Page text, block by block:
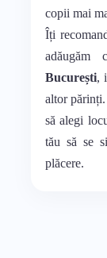
copii mai
Îți
adăugăm
București,
altor
să alegi
tău să se
plăcere.